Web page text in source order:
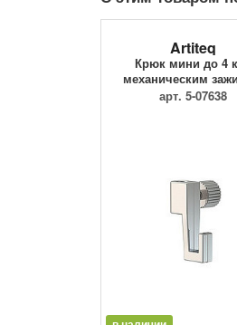
Artiteq
Крюк мини до 4
механическим
9.4205
арт. 5-07638